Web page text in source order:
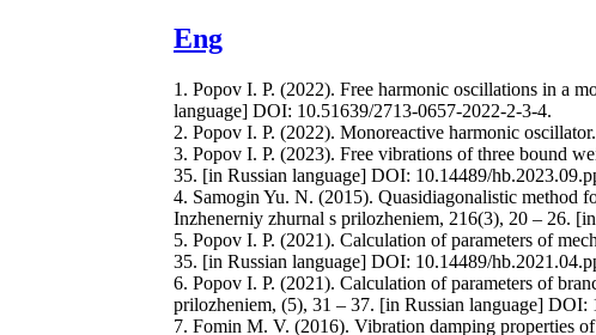
Eng
1. Popov I. P. (2022). Free harmonic oscillations in a
language] DOI: 10.51639/2713-0657-2022-2-3-4.
2. Popov I. P. (2022). Monoreactive harmonic
3. Popov I. P. (2023). Free vibrations of three bound
35. [in Russian language] DOI: 10.14489/
4. Samogin Yu. N. (2015). Quasidiagonalistic method
Inzhenerniy zhurnal s prilozheniem, 216(3), 20 – 26.
5. Popov I. P. (2021). Calculation of parameters of
35. [in Russian language] DOI: 10.14489/
6. Popov I. P. (2021). Calculation of parameters of
prilozheniem, (5), 31 – 37. [in Russian language] DOI:
7. Fomin M. V. (2016). Vibration damping properties